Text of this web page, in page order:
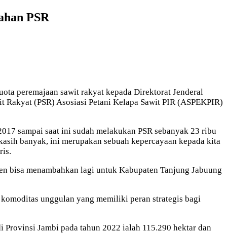
PSR
peremajaan sawit rakyat kepada Direktorat Jenderal
(PSR) Asosiasi Petani Kelapa Sawit PIR (ASPEKPIR)
sampai saat ini sudah melakukan PSR sebanyak 23 ribu
banyak, ini merupakan sebuah kepercayaan kepada kita
bisa menambahkan lagi untuk Kabupaten Tanjung Jabuung
unggulan yang memiliki peran strategis bagi
Jambi pada tahun 2022 ialah 115.290 hektar dan